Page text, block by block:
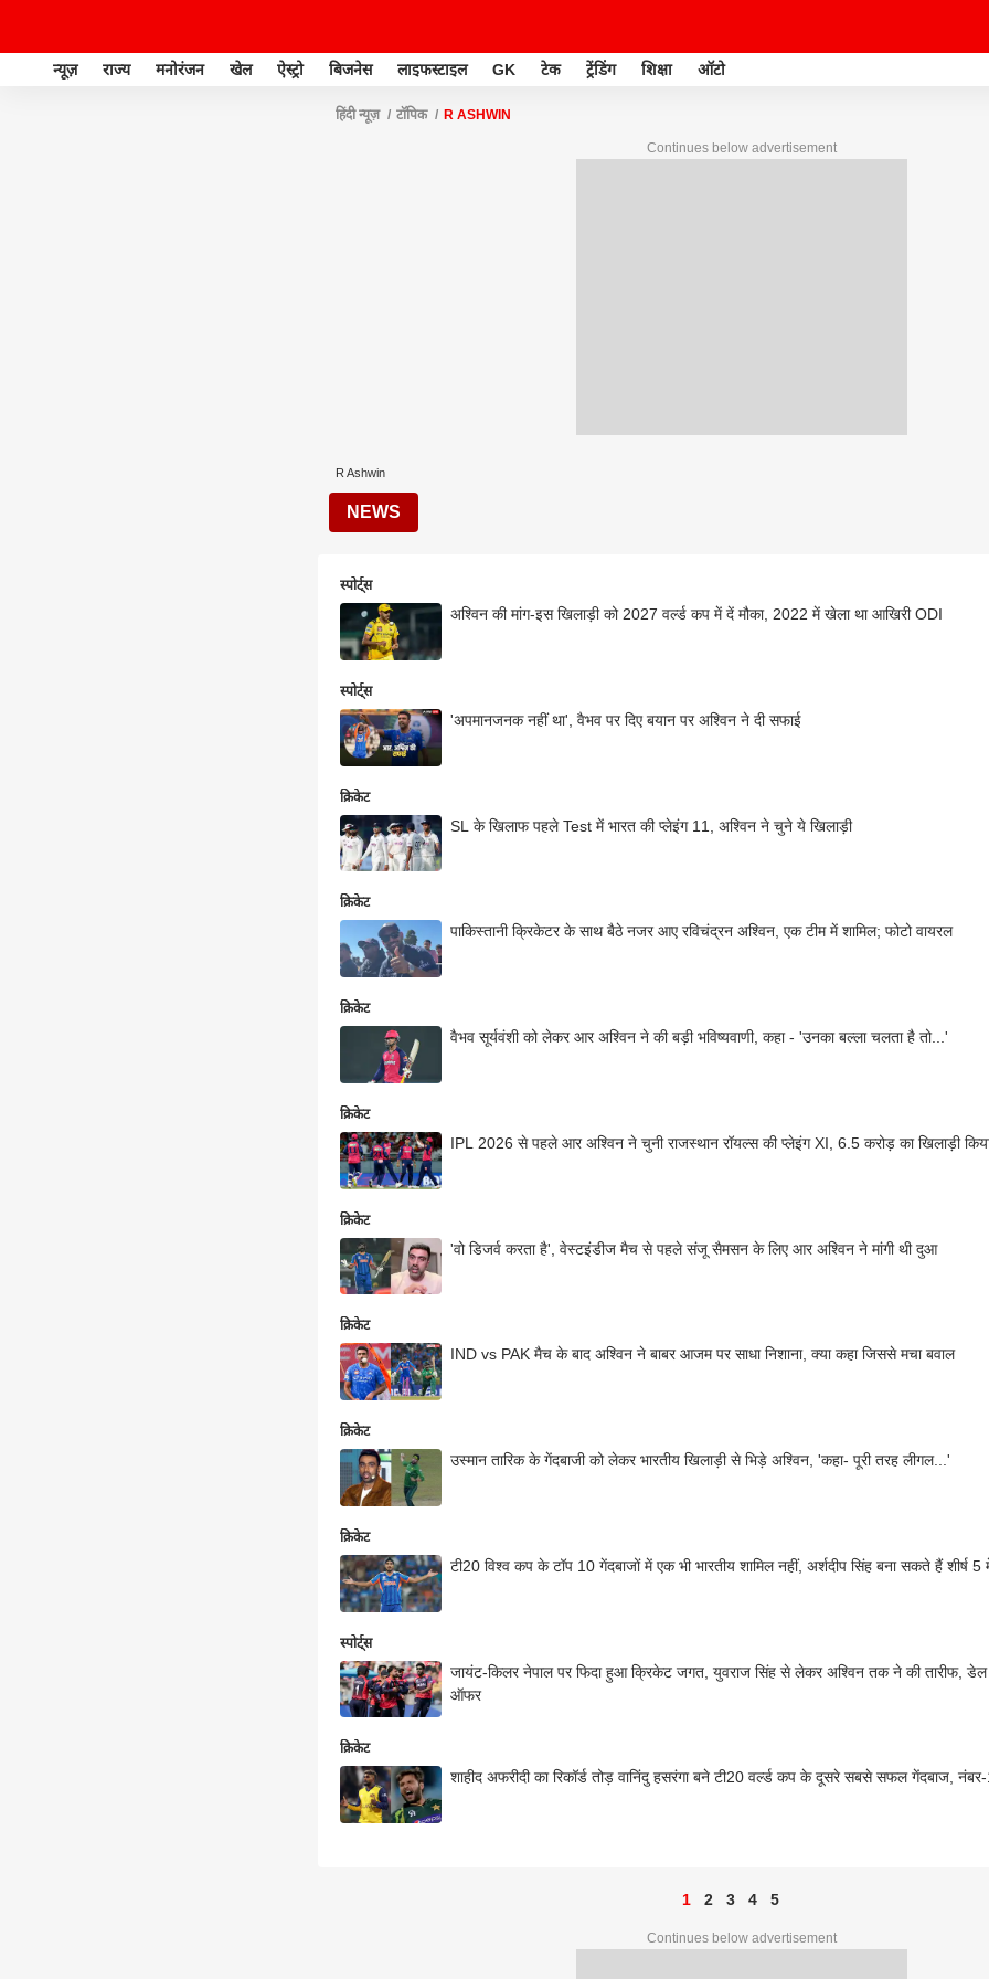
न्यूज़ राज्य मनोरंजन खेल ऐस्ट्रो बिजनेस लाइफस्टाइल GK टेक ट्रेंडिंग शिक्षा ऑटो
हिंदी न्यूज़ टॉपिक R ASHWIN
Continues below advertisement
R Ashwin
NEWS
स्पोर्ट्स
अश्विन की मांग-इस खिलाड़ी को 2027 वर्ल्ड कप में दें मौका, 2022 में खेला था आखिरी ODI
स्पोर्ट्स
'अपमानजनक नहीं था', वैभव पर दिए बयान पर अश्विन ने दी सफाई
क्रिकेट
SL के खिलाफ पहले Test में भारत की प्लेइंग 11, अश्विन ने चुने ये खिलाड़ी
क्रिकेट
पाकिस्तानी क्रिकेटर के साथ बैठे नजर आए रविचंद्रन अश्विन, एक टीम में शामिल; फोटो वायरल
क्रिकेट
वैभव सूर्यवंशी को लेकर आर अश्विन ने की बड़ी भविष्यवाणी, कहा - 'उनका बल्ला चलता है तो...'
क्रिकेट
IPL 2026 से पहले आर अश्विन ने चुनी राजस्थान रॉयल्स की प्लेइंग XI, 6.5 करोड़ का
क्रिकेट
'वो डिजर्व करता है', वेस्टइंडीज मैच से पहले संजू सैमसन के लिए आर अश्विन ने मांगी थी दुआ
क्रिकेट
IND vs PAK मैच के बाद अश्विन ने बाबर आजम पर साधा निशाना, क्या कहा जिससे मचा बवाल
क्रिकेट
उस्मान तारिक के गेंदबाजी को लेकर भारतीय खिलाड़ी से भिड़े अश्विन, 'कहा- पूरी तरह लीगल...'
क्रिकेट
टी20 विश्व कप के टॉप 10 गेंदबाजों में एक भी भारतीय शामिल नहीं, अर्शदीप सिंह बना सकते हैं शीर्ष
स्पोर्ट्स
जायंट-किलर नेपाल पर फिदा हुआ क्रिकेट जगत, युवराज सिंह से लेकर अश्विन तक ने की तारीफ, डेल
ऑफर
क्रिकेट
शाहीद अफरीदी का रिकॉर्ड तोड़ वानिंदु हसरंगा बने टी20 वर्ल्ड कप के दूसरे सबसे सफल गेंदबाज,
1 2 3 4 5
Continues below advertisement